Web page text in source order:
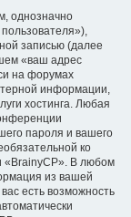
однозначно
записью (далее
«ваш адрес
на форумах
информации,
хостинга. Любая
пароля и вашего
ко
«BrainyCP». В любом
из вашей
есть возможность